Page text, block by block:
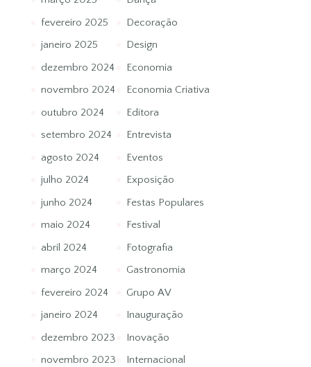
fevereiro 2025
janeiro 2025
dezembro 2024
novembro 2024
outubro 2024
setembro 2024
agosto 2024
julho 2024
junho 2024
maio 2024
abril 2024
março 2024
fevereiro 2024
janeiro 2024
dezembro 2023
novembro 2023
Decoração
Design
Economia
Economia Criativa
Editora
Entrevista
Eventos
Exposição
Festas Populares
Festival
Fotografia
Gastronomia
Grupo AV
Inauguração
Inovação
Internacional